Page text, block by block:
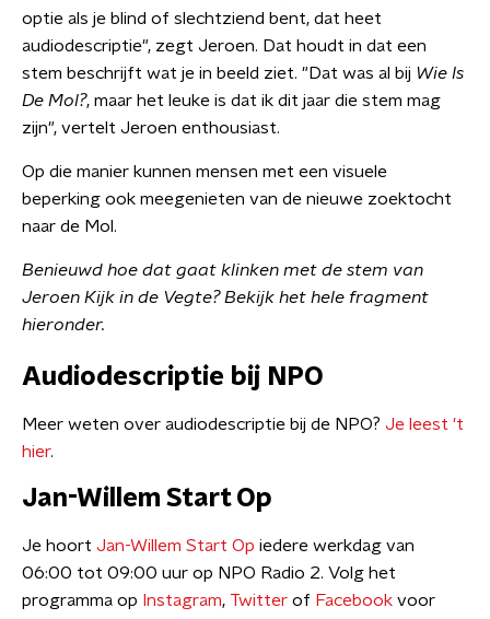
optie als je blind of slechtziend bent, dat heet
audiodescriptie", zegt Jeroen. Dat houdt in dat een
stem beschrijft wat je in beeld ziet. "Dat was al bij Wie Is
De Mol?, maar het leuke is dat ik dit jaar die stem mag
zijn", vertelt Jeroen enthousiast.
Op die manier kunnen mensen met een visuele
beperking ook meegenieten van de nieuwe zoektocht
naar de Mol.
Benieuwd hoe dat gaat klinken met de stem van
Jeroen Kijk in de Vegte? Bekijk het hele fragment
hieronder.
Audiodescriptie bij NPO
Meer weten over audiodescriptie bij de NPO? Je leest 't
hier.
Jan-Willem Start Op
Je hoort Jan-Willem Start Op iedere werkdag van
06:00 tot 09:00 uur op NPO Radio 2. Volg het
programma op Instagram, Twitter of Facebook voor